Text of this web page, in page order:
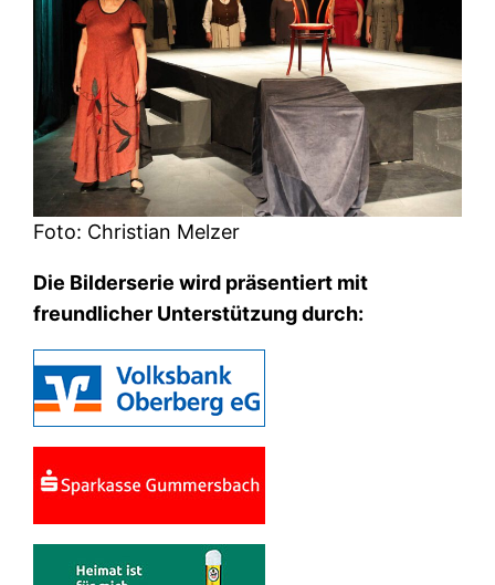
Foto: Christian Melzer
Die Bilderserie wird präsentiert mit
freundlicher Unterstützung durch: